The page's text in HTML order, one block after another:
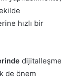
hızlı bir
dijitalleşme
de önem